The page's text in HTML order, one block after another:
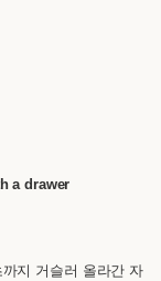
a drawer
지 거슬러 올라간 자